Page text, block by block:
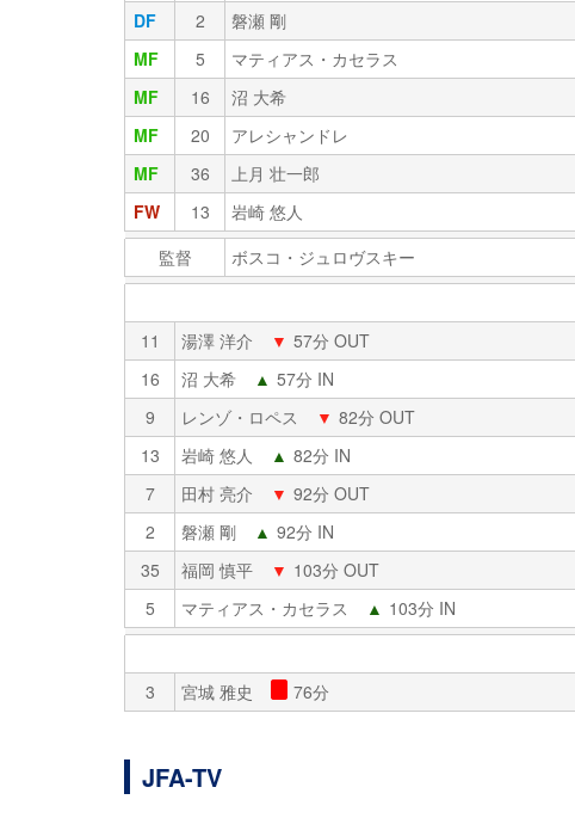
DF
2 磐瀬 剛
MF
5 マティアス・カセラス
MF
16 沼 大希
MF
20 アレシャンドレ
MF
36 上月 壮一郎
FW
13 岩崎 悠人
監督
ボスコ・ジュロヴスキー
11
湯澤 洋介 ▼ 57分 OUT
16
沼 大希 ▲ 57分 IN
9
レンゾ・ロペス ▼ 82分 OUT
13
岩崎 悠人 ▲ 82分 IN
7
田村 亮介 ▼ 92分 OUT
2
磐瀬 剛 ▲ 92分 IN
35
福岡 慎平 ▼ 103分 OUT
5
マティアス・カセラス ▲ 103分 IN
3
宮城 雅史 76分
JFA-TV